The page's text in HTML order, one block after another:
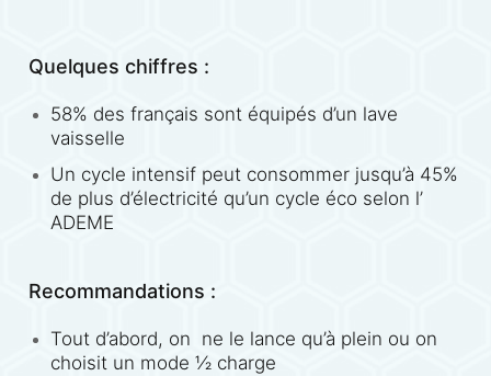
Quelques chiffres :
58% des français sont équipés d’un lave
vaisselle
Un cycle intensif peut consommer jusqu’à 45%
de plus d’électricité qu’un cycle éco selon l’
ADEME
Recommandations :
Tout d’abord, on ne le lance qu’à plein ou on
choisit un mode ½ charge